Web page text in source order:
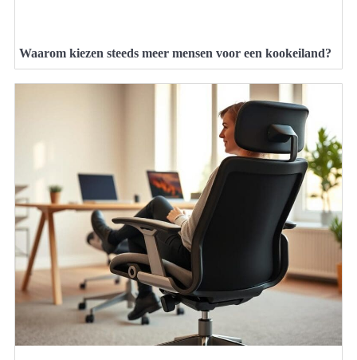
Waarom kiezen steeds meer mensen voor een kookeiland?